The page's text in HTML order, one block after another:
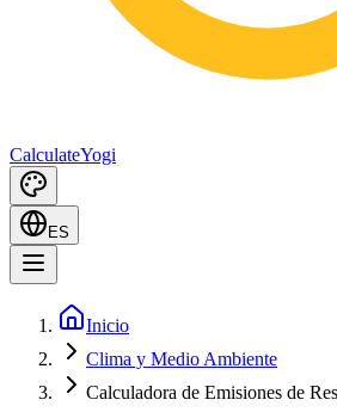
CalculateYogi
ES
Inicio
Clima y Medio Ambiente
Calculadora de Emisiones de